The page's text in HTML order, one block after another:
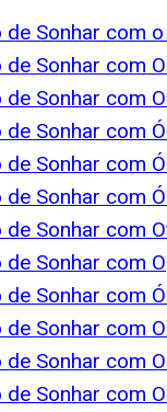
de Sonhar com
de Sonhar com
Sonhar com
de Sonhar com
de Sonhar com
de Sonhar com
de Sonhar com
de Sonhar com
Sonhar com
Sonhar com
Sonhar com
de Sonhar com